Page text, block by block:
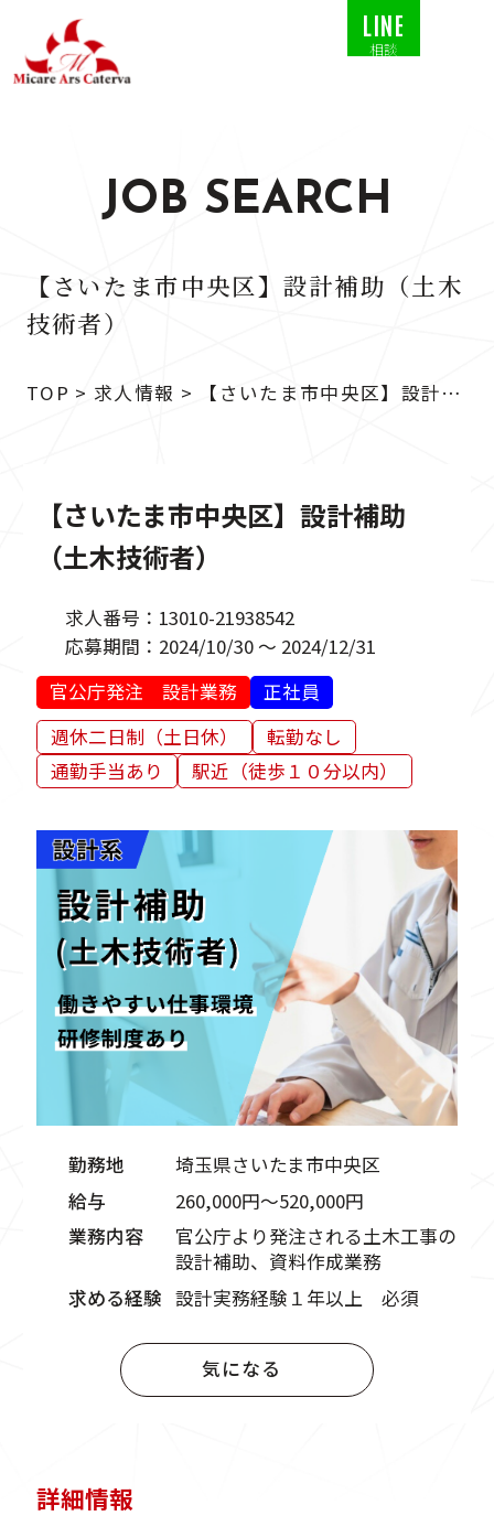
LINE
相談
JOB SEARCH
【さいたま市中央区】設計補助（土木
技術者）
TOP > 求人情報 > 【さいたま市中央区】設計補
助（土木技術者）
【さいたま市中央区】設計補助
（土木技術者）
求人番号： 13010-21938542
応募期間： 2024/10/30 ～ 2024/12/31
官公庁発注 設計業務
正社員
週休二日制（土日休）
転勤なし
通勤手当あり
駅近（徒歩１０分以内）
勤務地
埼玉県さいたま市中央区
給与
260,000円〜520,000円
業務内容
官公庁より発注される土木工事の
設計補助、資料作成業務
求める経験 設計実務経験１年以上 必須
気になる
詳細情報